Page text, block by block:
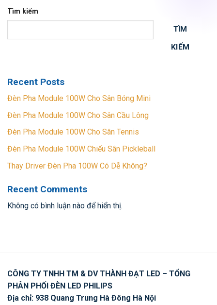
Tìm kiếm
TÌM
KIẾM
Recent Posts
Đèn Pha Module 100W Cho Sân Bóng Mini
Đèn Pha Module 100W Cho Sân Cầu Lông
Đèn Pha Module 100W Cho Sân Tennis
Đèn Pha Module 100W Chiếu Sân Pickleball
Thay Driver Đèn Pha 100W Có Dễ Không?
Recent Comments
Không có bình luận nào để hiển thị.
CÔNG TY TNHH TM & DV THÀNH ĐẠT LED – TỔNG
PHÂN PHỐI ĐÈN LED PHILIPS
Địa chỉ: 938 Quang Trung Hà Đông Hà Nội